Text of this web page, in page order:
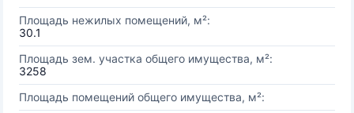
Площадь нежилых помещений, м²:
30.1
Площадь зем. участка общего имущества, м²:
3258
Площадь помещений общего имущества, м²: